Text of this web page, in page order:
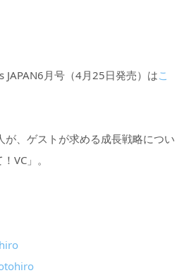
月号（4月25日発売）はこ
が、ゲストが求める成長戦略につい
VC」。